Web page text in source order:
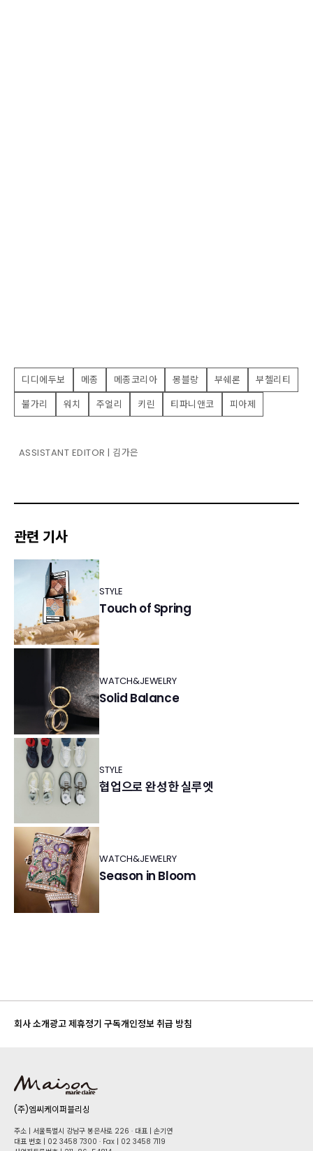
디디에두보 메종 메종코리아 몽블랑 부쉐론
부첼리티
불가리
워치 주얼리 키린 티파니앤코 피아제
ASSISTANT EDITOR | 김가은
관련 기사
STYLE
Touch of Spring
WATCH&JEWELRY
Solid Balance
STYLE
협업으로 완성한 실루엣
WATCH&JEWELRY
Season in Bloom
회사 소개광고 제휴정기 구독개인정보 취급 방침
(주)엠씨케이퍼블리싱
주소 | 서울특별시 강남구 봉은사로 226 · 대표 | 손기연
대표 번호 | 02 34​58 7300 · Fax | 02 34​58 7119